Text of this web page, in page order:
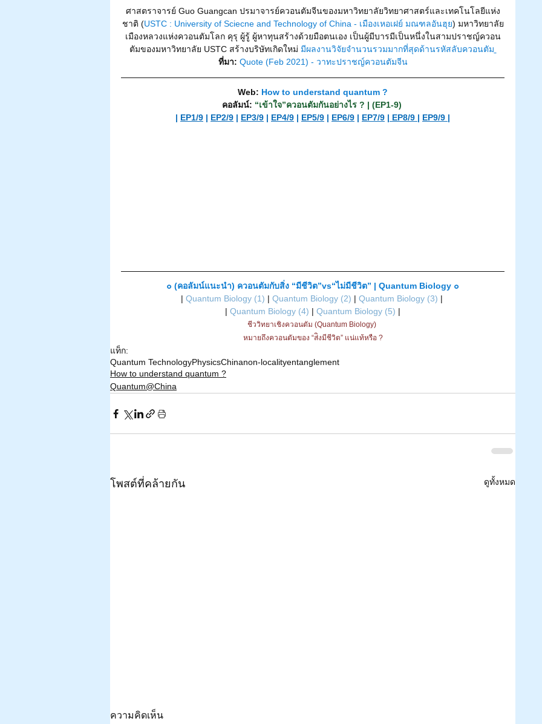
ศาสตราจารย์ Guo Guangcan ปรมาจารย์ควอนตัมจีนของมหาวิทยาลัยวิทยาศาสตร์และเทคโนโลยีแห่ง
ชาติ (USTC : University of Sciecne and Technology of China - เมืองเหอเฝย์ มณฑลอันฮุย) มหาวิทยาลัย
เมืองหลวงแห่งควอนตัมโลก คุรุ ผู้รู้ ผู้หาทุนสร้างด้วยมือตนเอง เป็นผู้มีบารมีเป็นหนึ่งในสามปราชญ์ควอน
ตัมของมหาวิทยาลัย USTC สร้างบริษัทเกิดใหม่ มีผลงานวิจัยจำนวนรวมมากที่สุดด้านรหัสลับควอนตัม
ที่มา: Quote (Feb 2021) - วาทะปราชญ์ควอนตัมจีน
Web: How to understand quantum ?
คอลัมน์: “เข้าใจ”ควอนตัมกันอย่างไร ? | (EP1-9)
| EP1/9 | EP2/9 | EP3/9 | EP4/9 | EP5/9 | EP6/9 | EP7/9 | EP8/9 | EP9/9 |
๐ (คอลัมน์แนะนำ) ควอนตัมกับสิ่ง “มีชีวิต”vs“ไม่มีชีวิต” | Quantum Biology ๐
| Quantum Biology (1) | Quantum Biology (2) | Quantum Biology (3) |
| Quantum Biology (4) | Quantum Biology (5) |
ชีววิทยาเชิงควอนตัม (Quantum Biology)
หมายถึงควอนตัมของ “ส่ิงมีชีวิต” แน่แท้หรือ ?
แท็ก:
Quantum TechnologyPhysicsChinanon-localityentanglement
How to understand quantum ?
Quantum@China
โพสต์ที่คล้ายกัน ดูทั้งหมด
ความคิดเห็น